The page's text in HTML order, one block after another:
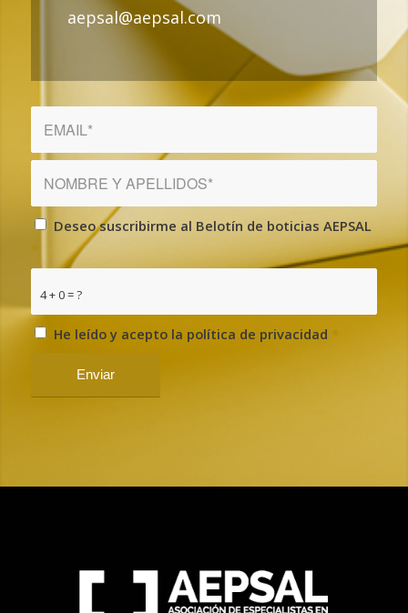
aepsal@aepsal.com
Deseo suscribirme al Belotín de boticias AEPSAL
*
4 + 0 = ?
He leído y acepto la política de privacidad